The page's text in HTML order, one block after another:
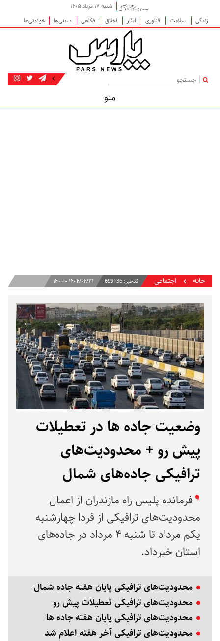
شنبه ۱۷ مرداد ۱۴۰۵
زندگی
سلامت فناوری ایثار اخلاق فکاهی دیدنی‌ها خواندنی‌ها
|
منو
خانه اجتماعی کدخبر:699136 ۱۴۰۴/۰۴/۳۱ - ۱۶:۰۰
وضعیت جاده ها در تعطیلات
پیش رو + محدودیت‌های
ترافیکی جاده‌های شمال
فرمانده پلیس راه مازندران از اعمال
محدودیت‌های ترافیکی از فردا چهارشنبه
یکم مرداد تا شنبه ۴ مرداد در جاده‌های
استان خبرداد.
محدودیت‌های ترافیکی پایان هفته جاده شمال
محدودیت‌های ترافیکی تعطیلات پیش رو
محدودیت‌های ترافیکی پایان هفته جاده ها
محدودیت‌های ترافیکی آخر هفته اعلام شد